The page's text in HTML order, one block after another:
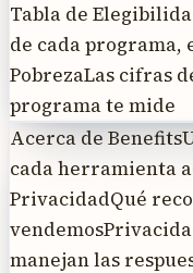
Tabla de
de cada programa,
PobrezaLas cifras
programa te mide
Acerca de
cada herramienta
PrivacidadQué
vendemos
manejan las